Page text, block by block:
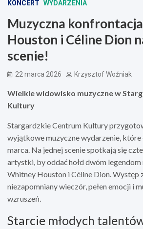
KONCERT WYDARZENIA
Muzyczna
Houston i Céline Dion
scenie!
22 marca 2026 Krzysztof Woźniak
Wielkie widowisko muzyczne w
Kultury
Stargardzkie Centrum Kultury
wyjątkowe muzyczne wydarzenie, które
marca. Na jednej scenie spotkają się
artystki, by oddać hołd dwóm
Whitney Houston i Céline Dion. Występ
niezapomniany wieczór, pełen emocji i
wzruszeń.
Starcie młodych